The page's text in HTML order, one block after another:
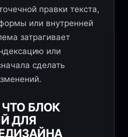
правки текста,
или внутренней
затрагивает
или
сделать
БЛОК
ДЛЯ